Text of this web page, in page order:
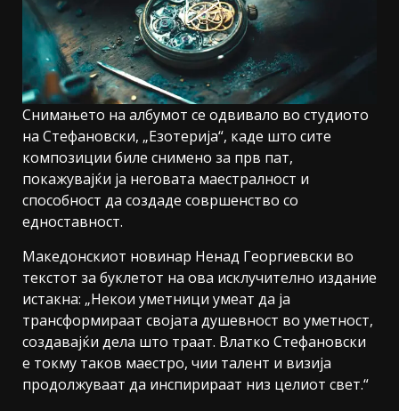
Снимањето на албумот се одвивало во студиото
на Стефановски, „Езотерија“, каде што сите
композиции биле снимено за прв пат,
покажувајќи ја неговата маестралност и
способност да создаде совршенство со
едноставност.
Македонскиот новинар Ненад Георгиевски во
текстот за буклетот на ова исклучително издание
истакна: „Некои уметници умеат да ја
трансформираат својата душевност во уметност,
создавајќи дела што траат. Влатко Стефановски
е токму таков маестро, чии талент и визија
продолжуваат да инспирираат низ целиот свет.“